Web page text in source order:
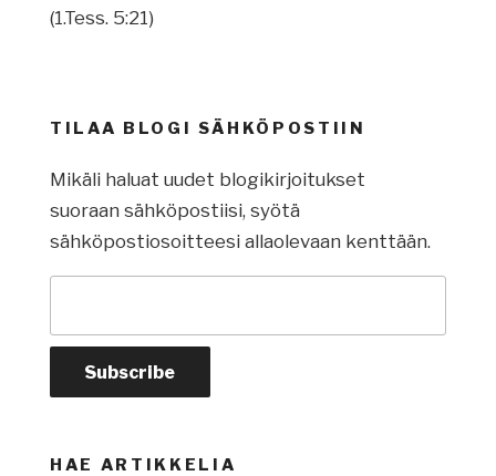
(1.Tess. 5:21)
TILAA BLOGI SÄHKÖPOSTIIN
Mikäli haluat uudet blogikirjoitukset
suoraan sähköpostiisi, syötä
sähköpostiosoitteesi allaolevaan kenttään.
HAE ARTIKKELIA